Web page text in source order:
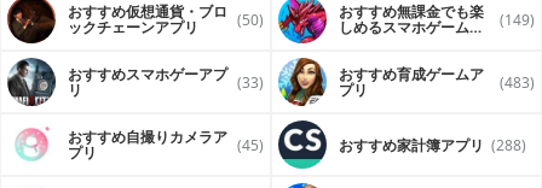
おすすめ仮想通貨・ブロ
ックチェーンアプリ (50) おすすめ無課金でも楽
しめるスマホゲームア (149)
おすすめスマホゲーアプ
リ (33) おすすめ育成ゲームア
プリ (483)
おすすめ自撮りカメラア
プリ (45) おすすめ家計簿アプリ (288)